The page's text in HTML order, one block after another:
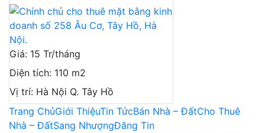
Giá: 15 Tr/tháng
Diện tích: 110 m2
Vị trí: Hà Nội Q. Tây Hồ
Trang ChủGiới ThiệuTin TứcBán Nhà – ĐấtCho Thuê
Nhà – ĐấtSang NhượngĐăng Tin